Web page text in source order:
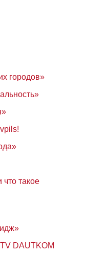
городов»
такое
DAUTKOM